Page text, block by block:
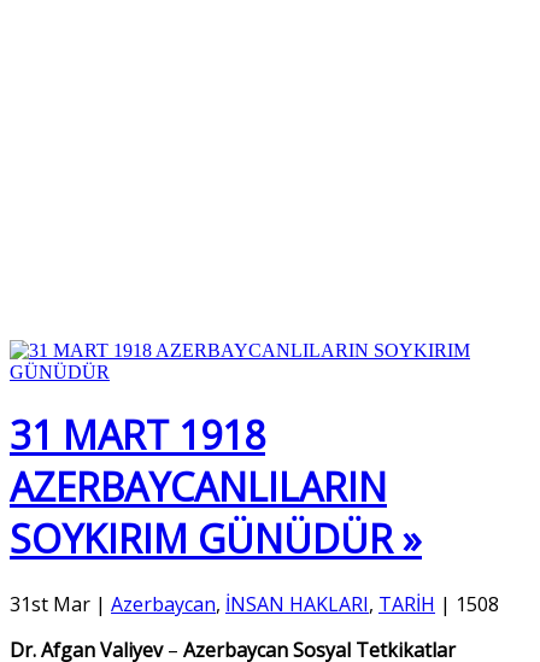
31 MART 1918
AZERBAYCANLILARIN
SOYKIRIM GÜNÜDÜR »
31st Mar | Azerbaycan, İNSAN HAKLARI, TARİH | 1508
Dr. Afgan Valiyev– Azerbaycan Sosyal Tetkikatlar